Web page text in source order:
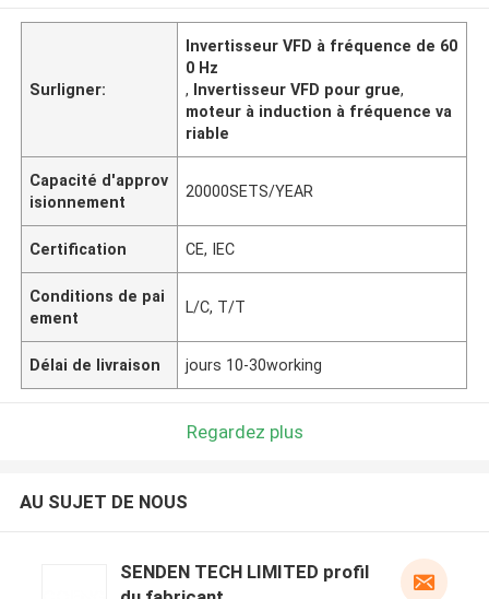
Surligner:
Invertisseur VFD à fréquence de 60
0 Hz
, Invertisseur VFD pour grue,
moteur à induction à fréquence va
riable
Capacité d'approv
isionnement
20000SETS/YEAR
Certification CE, IEC
Conditions de pai
ement
L/C, T/T
Délai de livraison jours 10-30working
Regardez plus
AU SUJET DE NOUS
SENDEN TECH LIMITED profil